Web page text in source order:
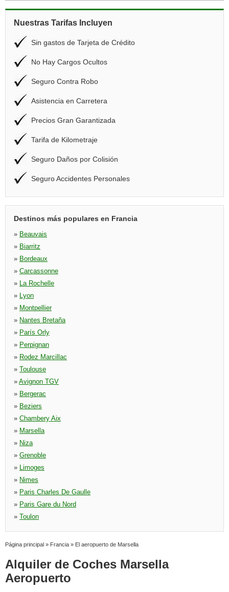
Nuestras Tarifas Incluyen
Sin gastos de Tarjeta de Crédito
No Hay Cargos Ocultos
Seguro Contra Robo
Asistencia en Carretera
Precios Gran Garantizada
Tarifa de Kilometraje
Seguro Daños por Colisión
Seguro Accidentes Personales
Destinos más populares en Francia
» Beauvais
» Biarritz
» Bordeaux
» Carcassonne
» La Rochelle
» Lyon
» Montpellier
» Nantes Bretaña
» París Orly
» Perpignan
» Rodez Marcillac
» Toulouse
» Avignon TGV
» Bergerac
» Beziers
» Chambery Aix
» Marsella
» Niza
» Grenoble
» Limoges
» Nimes
» Paris Charles De Gaulle
» Paris Gare du Nord
» Toulon
Página principal » Francia » El aeropuerto de Marsella
Alquiler de Coches Marsella
Aeropuerto